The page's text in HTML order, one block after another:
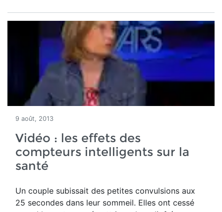
9 août, 2013
Vidéo : les effets des
compteurs intelligents sur la
santé
Un couple subissait des petites convulsions aux
25 secondes dans leur sommeil. Elles ont cessé